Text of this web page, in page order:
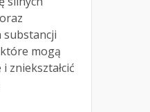
substancji
mogą
i zniekształcić